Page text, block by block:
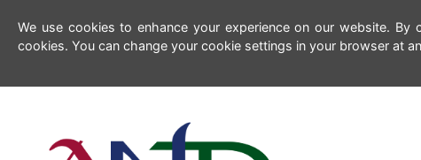
We use cookies to enhance your experience on our website.
cookies. You can change your cookie settings in your browser at